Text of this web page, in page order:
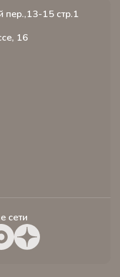
пер.,13-15 стр.1
16
сети